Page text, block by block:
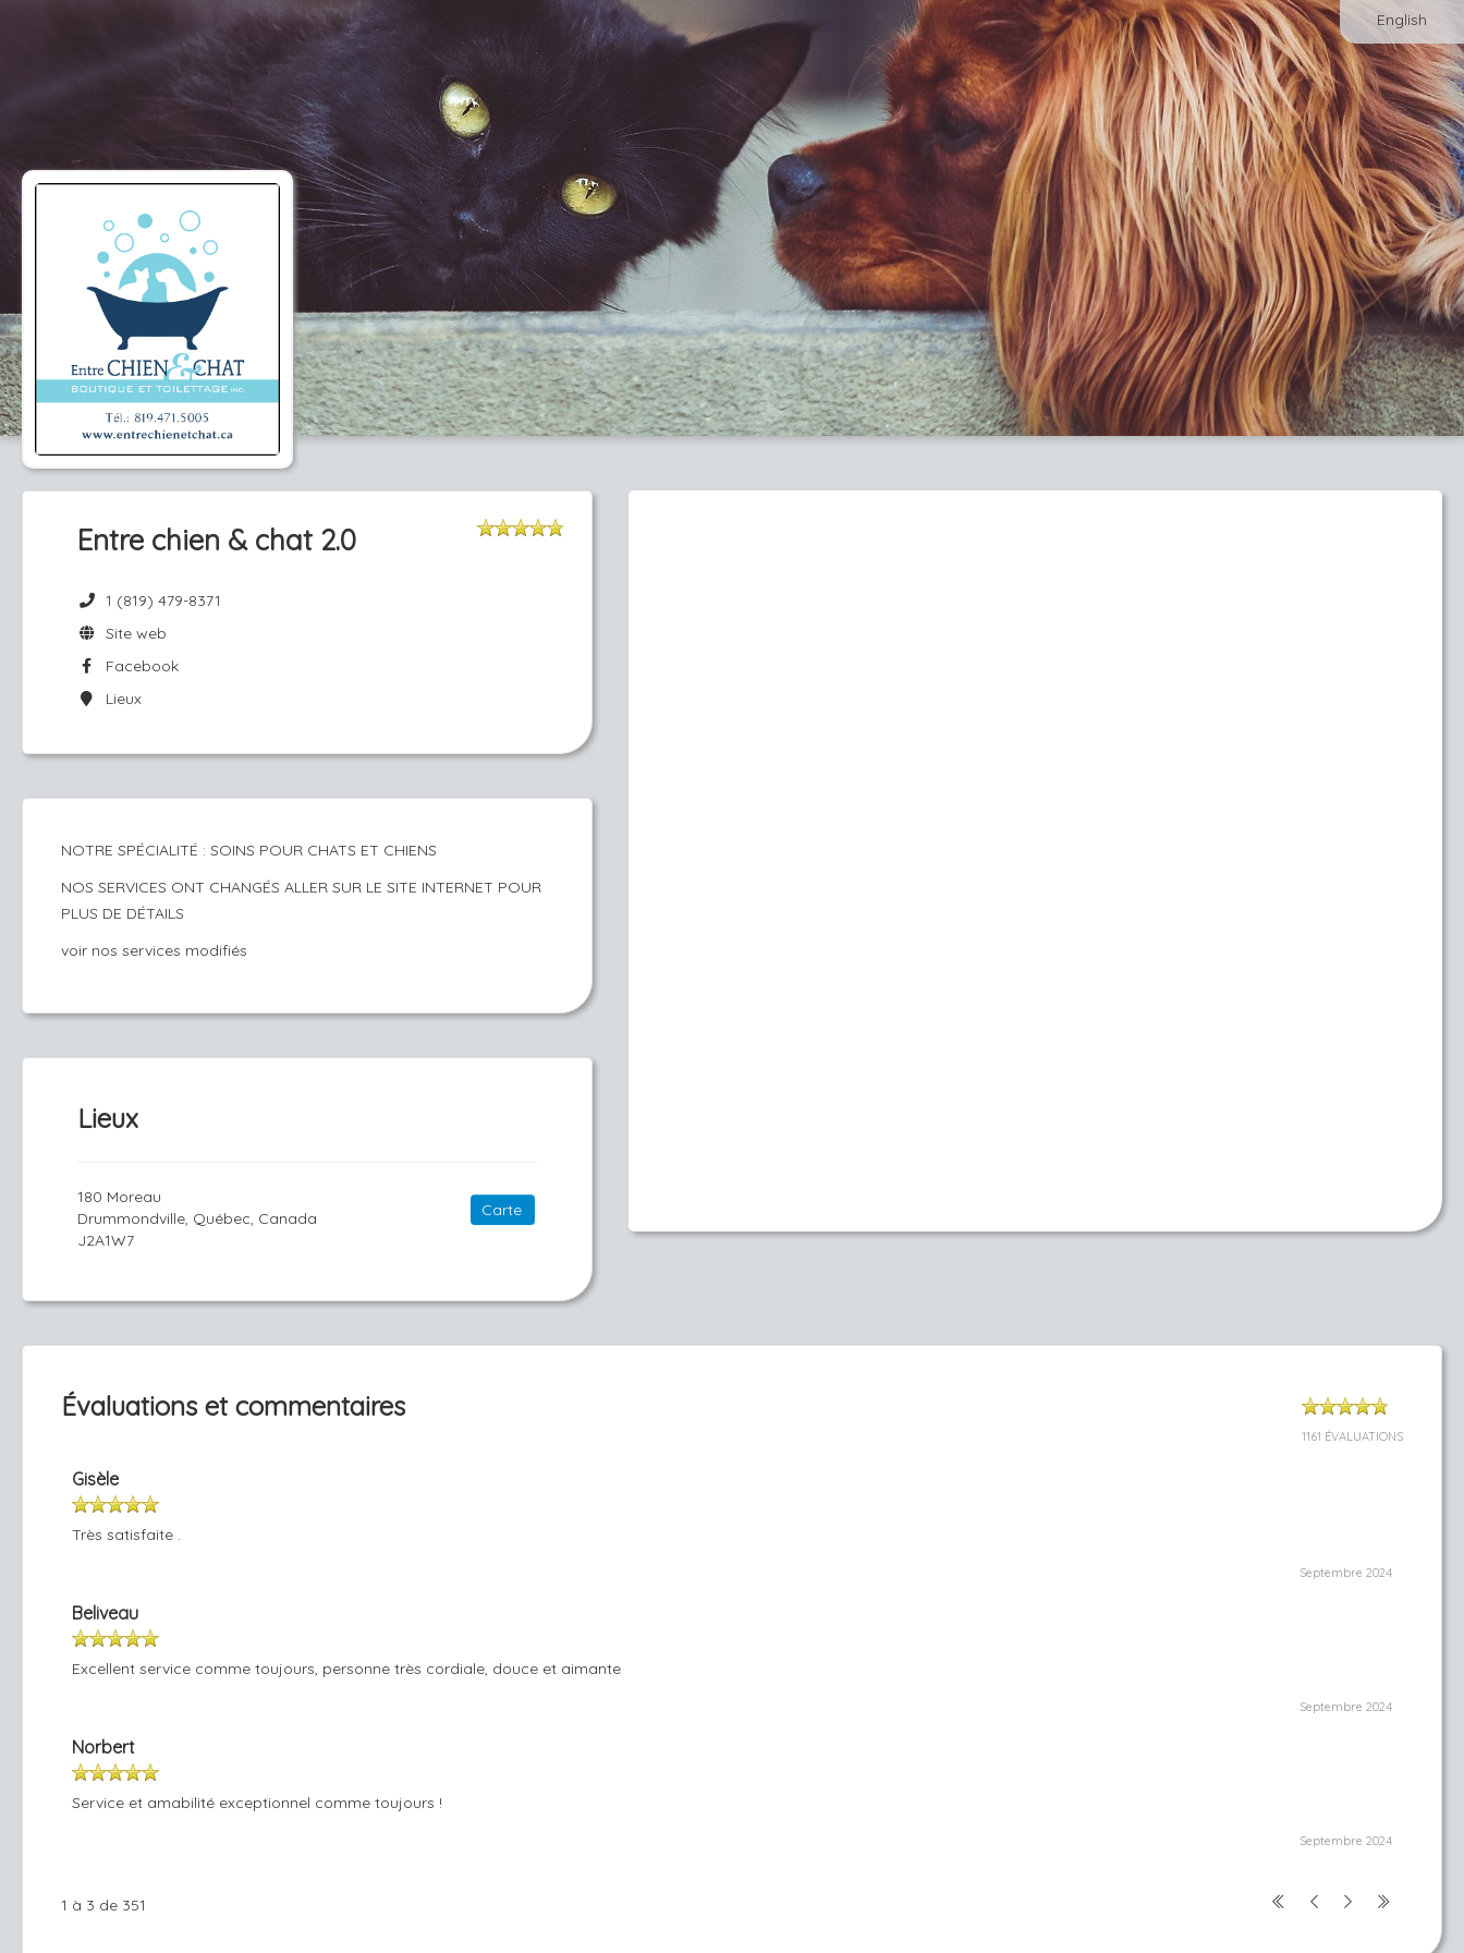
English
Entre chien & chat 2.0
1 (819) 479-8371
Site web
Facebook
Lieux
NOTRE SPÉCIALITÉ : SOINS POUR CHATS ET CHIENS
NOS SERVICES ONT CHANGÉS ALLER SUR LE SITE INTERNET POUR
PLUS DE DÉTAILS
voir nos services modifiés
Lieux
180 Moreau
Drummondville, Québec, Canada
J2A1W7
Carte
Évaluations et commentaires
1161 ÉVALUATIONS
Gisèle
Très satisfaite .
Septembre 2024
Beliveau
Excellent service comme toujours, personne très cordiale, douce et aimante
Septembre 2024
Norbert
Service et amabilité exceptionnel comme toujours !
Septembre 2024
1 à 3 de 351